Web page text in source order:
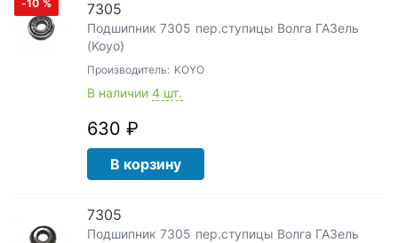
-10 % 7305
Подшипник 7305 пер.ступицы Волга ГАЗель
(Koyo)
Производитель: KOYO
В наличии 4 шт.
630 ₽
В корзину
7305
Подшипник 7305 пер.ступицы Волга ГАЗель